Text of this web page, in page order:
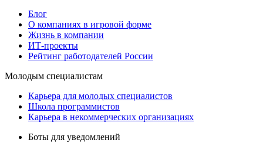
Блог
О компаниях в игровой форме
Жизнь в компании
ИТ-проекты
Рейтинг работодателей России
Молодым специалистам
Карьера для молодых специалистов
Школа программистов
Карьера в некоммерческих организациях
Боты для уведомлений